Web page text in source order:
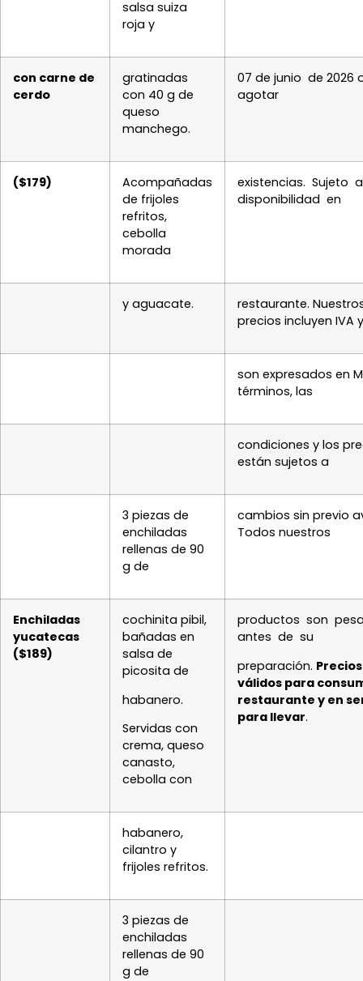
salsa suiza
roja y
con carne de
cerdo
gratinadas
con 40 g de
queso
manchego.
07 de junio de 2026
agotar
($179)
Acompañadas
de frijoles
refritos,
cebolla
morada
existencias. Sujeto
disponibilidad en
y aguacate.
restaurante.
precios incluyen IVA y
son expresados en
términos, las
condiciones y los
están sujetos a
3 piezas de
enchiladas
rellenas de 90
g de
cambios sin previo
Todos nuestros
Enchiladas
yucatecas
($189)
cochinita pibil,
bañadas en
salsa de
picosita de
habanero.
Servidas con
crema, queso
canasto,
cebolla con
productos son
antes de su
preparación. Precios
válidos para
restaurante y en
para llevar.
habanero,
cilantro y
frijoles refritos.
3 piezas de
enchiladas
rellenas de 90
g de